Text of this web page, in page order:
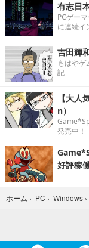
有志日
PCゲー
に連続イ
吉田輝
もはや
記
【大
n）
発売中！
好評稼
ホーム › PC › Windows ›